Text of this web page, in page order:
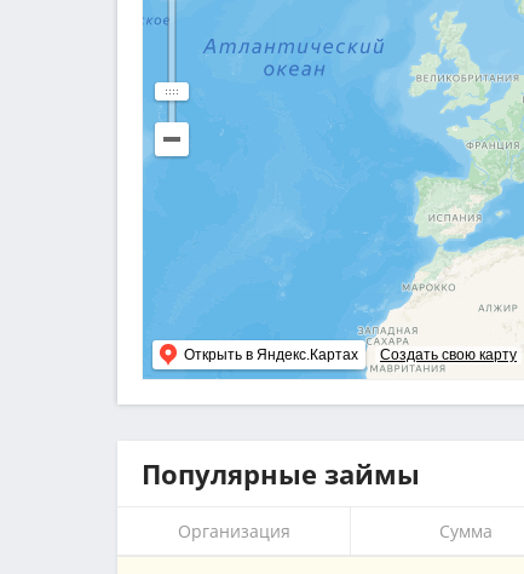
Открыть в Яндекс.Картах Создать свою карту
Популярные займы
Организация Сумма